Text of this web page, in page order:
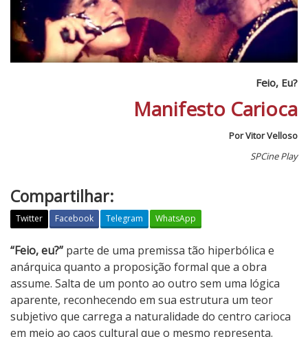
Feio, Eu?
Manifesto Carioca
Por Vitor Velloso
SPCine Play
Compartilhar:
Twitter Facebook Telegram WhatsApp
F
e
i
o
,
E
“Feio, eu?” parte de uma premissa tão hiperbólica e
anárquica quanto a proposição formal que a obra
assume. Salta de um ponto ao outro sem uma lógica
aparente, reconhecendo em sua estrutura um teor
subjetivo que carrega a naturalidade do centro carioca
em meio ao caos cultural que o mesmo representa.